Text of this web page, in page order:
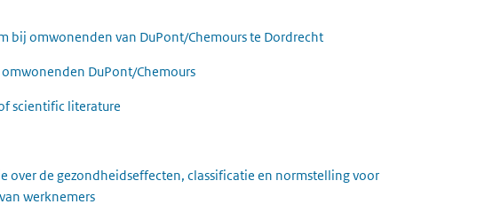
bij omwonenden van DuPont/Chemours te Dordrecht
DuPont/Chemours
scientific literature
over de gezondheidseffecten, classificatie en normstelling voor
werknemers